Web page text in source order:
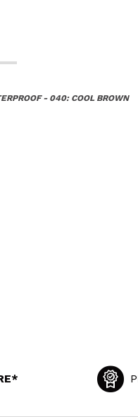
- 040: COOL BROWN